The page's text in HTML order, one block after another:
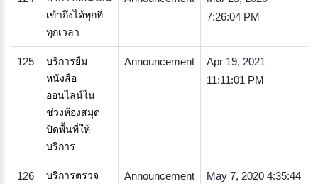
เข้าถึงได้ทุกที่
ทุกเวลา
7:26:04 PM
125
บริการยืม
หนังสือ
ออนไลน์ใน
ช่วงห้องสมุด
ปิดพื้นที่ให้
บริการ
Announcement
Apr 19, 2021
11:11:01 PM
126
บริการตรวจ
Announcement
May 7, 2020 4:35:44